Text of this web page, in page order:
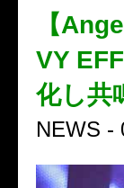
【
VY
化し共
NEWS -